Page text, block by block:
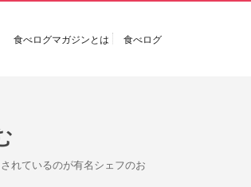
食べログマガジンとは 食べログ
れているのが有名シェフのお